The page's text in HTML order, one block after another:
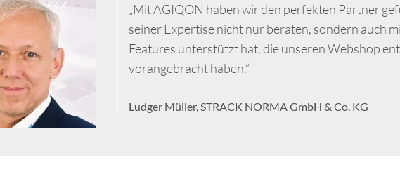
„Mit AGIQON haben wir den perfekten Partner
seiner Expertise nicht nur beraten, sondern auch
Features unterstützt hat, die unseren Webshop
vorangebracht haben.“
Ludger Müller, STRACK NORMA GmbH & Co. KG